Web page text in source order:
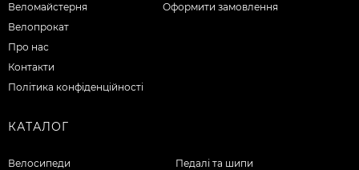
Веломайстерня
Велопрокат
Про нас
Контакти
Політика конфіденційності
Оформити замовлення
КАТАЛОГ
Велосипеди
Педалі та шипи